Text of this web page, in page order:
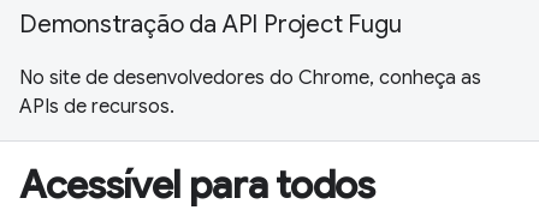
Demonstração da API Project Fugu
No site de desenvolvedores do Chrome, conheça as
APIs de recursos.
Acessível para todos